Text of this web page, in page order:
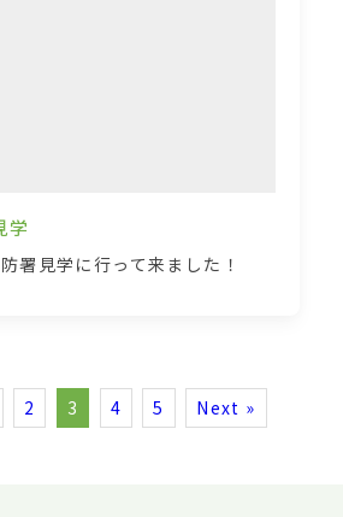
学
署見学に行って来ました！
2 3 4 5 Next »